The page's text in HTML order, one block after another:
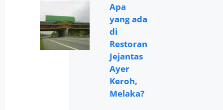
Apa
yang ada
di
Restoran
Jejantas
Ayer
Keroh,
Melaka?